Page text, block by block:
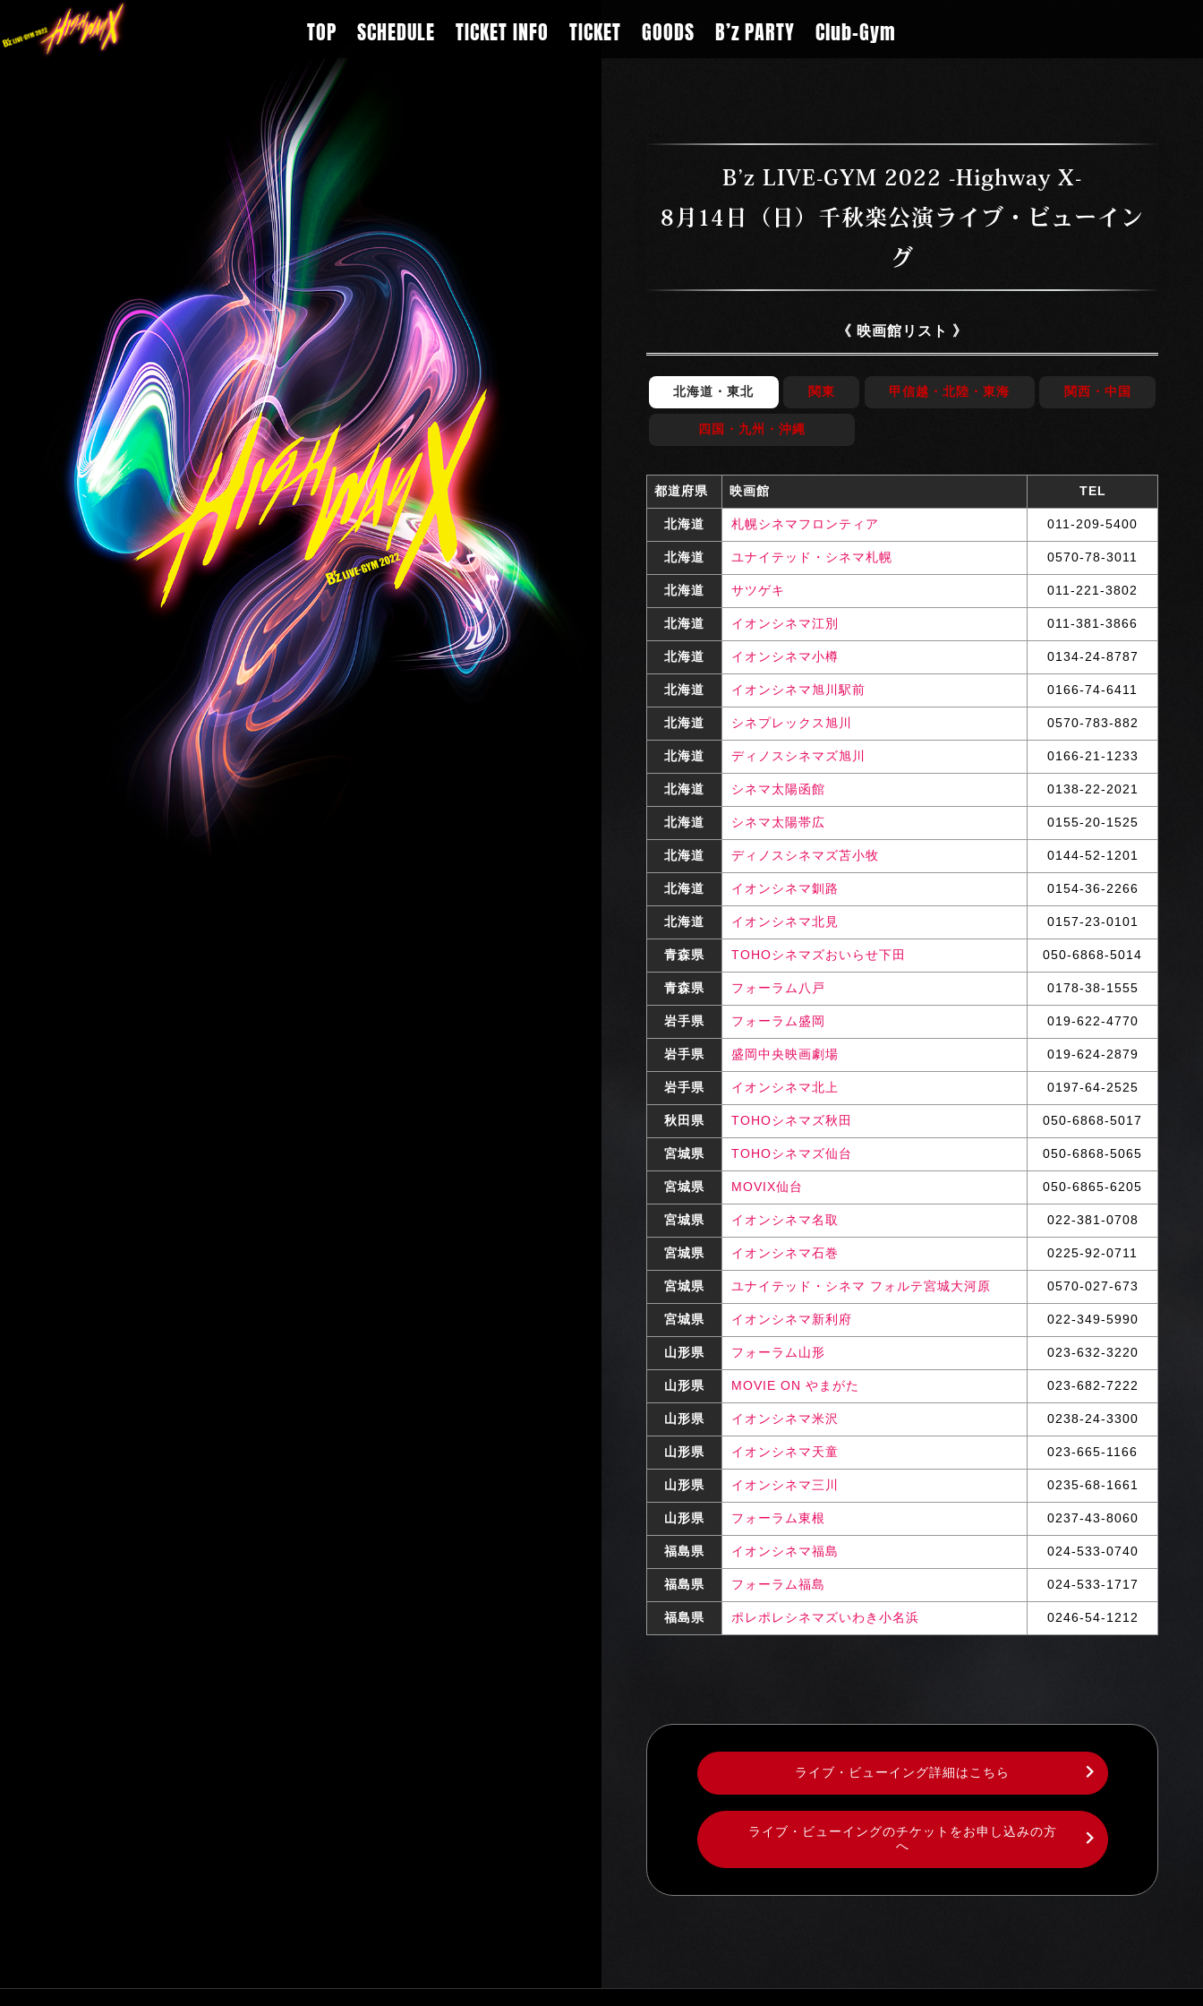
TOP SCHEDULE TICKET INFO TICKET GOODS B’z PARTY Club-Gym
B’z LIVE-GYM 2022 -Highway X-
8月14日（日）千秋楽公演ライブ・ビューイン
グ
《 映画館リスト 》
北海道・東北 関東 甲信越・北陸・東海 関西・中国
四国・九州・沖縄
都道府県 映画館 TEL
北海道 札幌シネマフロンティア 011-209-5400
北海道 ユナイテッド・シネマ札幌 0570-78-3011
北海道 サツゲキ 011-221-3802
北海道 イオンシネマ江別 011-381-3866
北海道 イオンシネマ小樽 0134-24-8787
北海道 イオンシネマ旭川駅前 0166-74-6411
北海道 シネプレックス旭川 0570-783-882
北海道 ディノスシネマズ旭川 0166-21-1233
北海道 シネマ太陽函館 0138-22-2021
北海道 シネマ太陽帯広 0155-20-1525
北海道 ディノスシネマズ苫小牧 0144-52-1201
北海道 イオンシネマ釧路 0154-36-2266
北海道 イオンシネマ北見 0157-23-0101
青森県 TOHOシネマズおいらせ下田 050-6868-5014
青森県 フォーラム八戸 0178-38-1555
岩手県 フォーラム盛岡 019-622-4770
岩手県 盛岡中央映画劇場 019-624-2879
岩手県 イオンシネマ北上 0197-64-2525
秋田県 TOHOシネマズ秋田 050-6868-5017
宮城県 TOHOシネマズ仙台 050-6868-5065
宮城県 MOVIX仙台 050-6865-6205
宮城県 イオンシネマ名取 022-381-0708
宮城県 イオンシネマ石巻 0225-92-0711
宮城県 ユナイテッド・シネマ フォルテ宮城大河原 0570-027-673
宮城県 イオンシネマ新利府 022-349-5990
山形県 フォーラム山形 023-632-3220
山形県 MOVIE ON やまがた 023-682-7222
山形県 イオンシネマ米沢 0238-24-3300
山形県 イオンシネマ天童 023-665-1166
山形県 イオンシネマ三川 0235-68-1661
山形県 フォーラム東根 0237-43-8060
福島県 イオンシネマ福島 024-533-0740
福島県 フォーラム福島 024-533-1717
福島県 ポレポレシネマズいわき小名浜 0246-54-1212
ライブ・ビューイング詳細はこちら
ライブ・ビューイングのチケットをお申し込みの方
へ